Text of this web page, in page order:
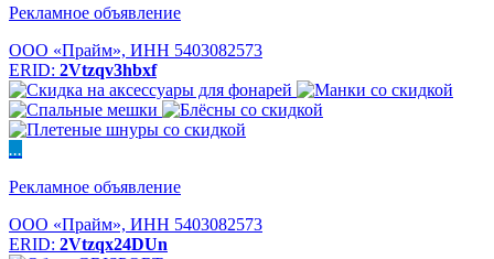
Рекламное объявление
ООО «Прайм», ИНН 5403082573
ERID: 2Vtzqv3hbxf
...
Рекламное объявление
ООО «Прайм», ИНН 5403082573
ERID: 2Vtzqx24DUn